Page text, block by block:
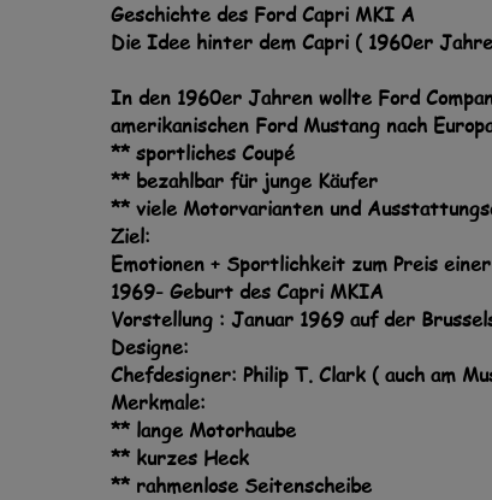
Geschichte des Ford Capri MKI A
Die Idee hinter dem Capri ( 1960er
In den 1960er Jahren wollte Ford
amerikanischen Ford Mustang nach
** sportliches Coupé
** bezahlbar für junge Käufer
** viele Motorvarianten und
Ziel:
Emotionen + Sportlichkeit zum Preis
1969- Geburt des Capri MKIA
Vorstellung : Januar 1969 auf der
Designe:
Chefdesigner: Philip T. Clark ( auch am
Merkmale:
** lange Motorhaube
** kurzes Heck
** rahmenlose Seitenscheibe